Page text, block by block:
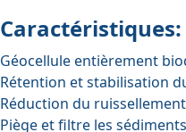
Caractéristiques:
Géocellule entièrement
Rétention et stabilisation
Réduction du
Piège et filtre les sédiments